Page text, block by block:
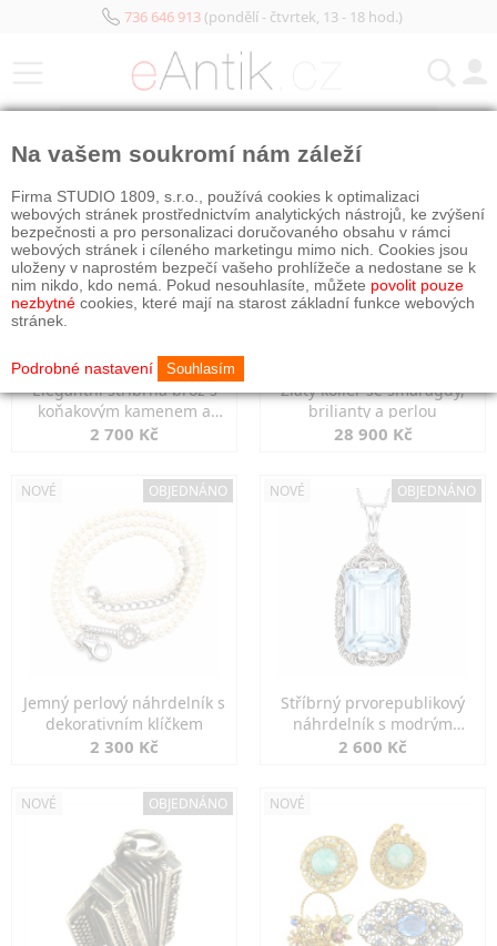
736 646 913(pondělí - čtvrtek, 13 - 18 hod.)
Elegantní stříbrná brož s
koňakovým kamenem a
markazity
2 700 Kč
Zlatý kolier se smaragdy,
brilianty a perlou
28 900 Kč
NOVÉ OBJEDNÁNO
Jemný perlový náhrdelník s
dekorativním klíčkem
2 300 Kč
NOVÉ OBJEDNÁNO
Stříbrný prvorepublikový
náhrdelník s modrým
spinelem
2 600 Kč
NOVÉ OBJEDNÁNO NOVÉ
Na vašem soukromí nám záleží
Firma STUDIO 1809, s.r.o., používá cookies k optimalizaci
webových stránek prostřednictvím analytických nástrojů, ke zvýšení
bezpečnosti a pro personalizaci doručovaného obsahu v rámci
webových stránek i cíleného marketingu mimo nich. Cookies jsou
uloženy v naprostém bezpečí vašeho prohlížeče a nedostane se k
nim nikdo, kdo nemá. Pokud nesouhlasíte, můžete povolit pouze
nezbytné cookies, které mají na starost základní funkce webových
stránek.
Podrobné nastavení Souhlasím